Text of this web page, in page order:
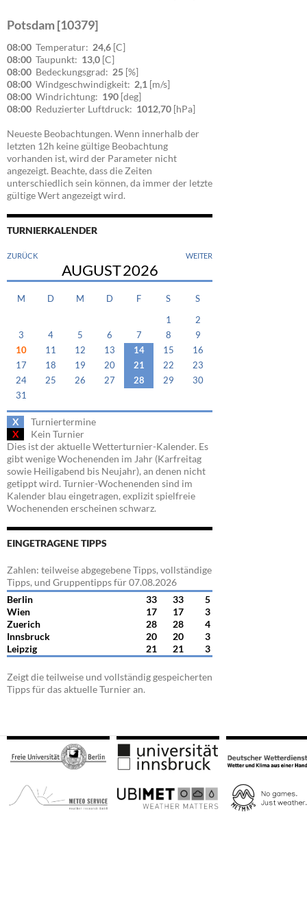
Potsdam [10379]
08:00 Temperatur: 24,6 [C]
08:00 Taupunkt: 13,0 [C]
08:00 Bedeckungsgrad: 25 [%]
08:00 Windgeschwindigkeit: 2,1 [m/s]
08:00 Windrichtung: 190 [deg]
08:00 Reduzierter Luftdruck: 1012,70 [hPa]
Neueste Beobachtungen. Wenn innerhalb der
letzten 12h keine gültige Beobachtung
vorhanden ist, wird der Parameter nicht
angezeigt. Beachte, dass die Zeiten
unterschiedlich sein können, da immer der letzte
gültige Wert angezeigt wird.
TURNIERKALENDER
ZURÜCK WEITER
AUGUST2026
M D M D F S S
1
2
3
4 5 6 7 8
9
10
11 12 13 14 15
16
17
18 19 20 21 22
23
24
25 26 27 28 29
30
31
X
Turniertermine
X
Kein Turnier
Dies ist der aktuelle Wetterturnier-Kalender. Es
gibt wenige Wochenenden im Jahr (Karfreitag
sowie Heiligabend bis Neujahr), an denen nicht
getippt wird. Turnier-Wochenenden sind im
Kalender blau eingetragen, explizit spielfreie
Wochenenden erscheinen schwarz.
EINGETRAGENE TIPPS
Zahlen: teilweise abgegebene Tipps, vollständige
Tipps, und Gruppentipps für 07.08.2026
Berlin
33 33
5
Wien
17 17
3
Zuerich
28 28
4
Innsbruck
20 20
3
Leipzig
21 21 3
Zeigt die teilweise und vollständig gespeicherten
Tipps für das aktuelle Turnier an.